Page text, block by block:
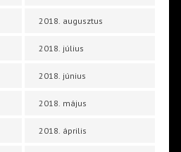
2018. augusztus
2018. július
2018. június
2018. május
2018. április